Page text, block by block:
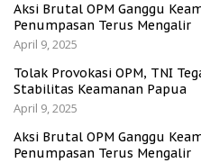
Aksi Brutal OPM Ganggu
Penumpasan Terus Mengalir
April 9, 2025
Tolak Provokasi OPM, TNI
Stabilitas Keamanan Papua
April 9, 2025
Aksi Brutal OPM Ganggu
Penumpasan Terus Mengalir